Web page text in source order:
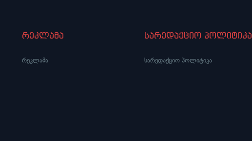
რეკლამა
რეკლამა
სარედაქციო პოლიტიკა
სარედაქციო პოლიტიკა